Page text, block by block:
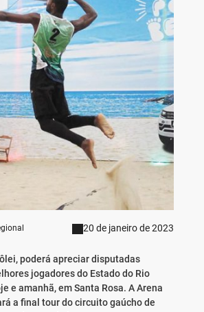
20 de janeiro de 2023
poderá apreciar disputadas
jogadores do Estado do Rio
e amanhã, em Santa Rosa. A Arena
a final tour do circuito gaúcho de